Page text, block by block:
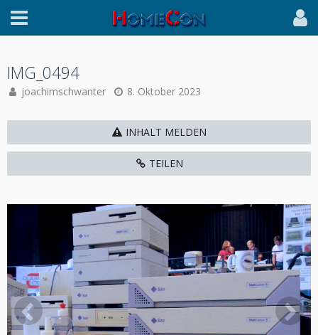
IMG_0494
joachimschwanter 8. Oktober 2023
INHALT MELDEN
TEILEN